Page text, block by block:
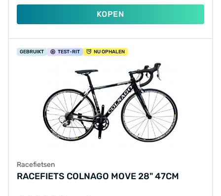
KOPEN
GEBRUIKT TEST-RIT NU OPHALEN
Racefietsen
RACEFIETS COLNAGO MOVE 28" 47CM